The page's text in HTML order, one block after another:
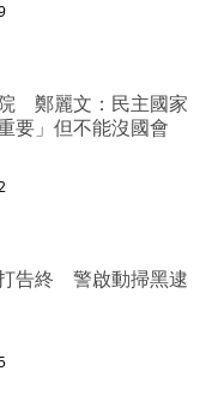
鄭麗文：民主國家
要」但不能沒國會
告終 警啟動掃黑逮